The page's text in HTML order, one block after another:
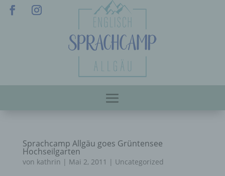
Sprachcamp Allgäu goes Grüntensee
Hochseilgarten
von kathrin | Mai 2, 2011 | Uncategorized